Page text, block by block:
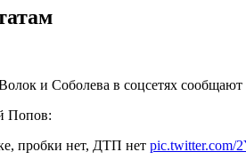
и Соболева в соцсетях
Попов:
пробки нет, ДТП нет pic.twitter.com/